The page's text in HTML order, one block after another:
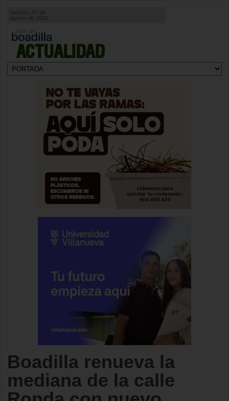
ACTUALIDAD
agosto de 2026
Boadilla renueva la
mediana de la calle